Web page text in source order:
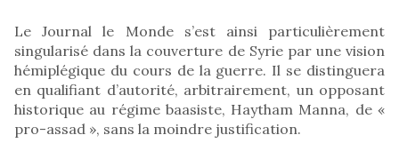
Le Journal le Monde s’est ainsi particulièrement
singularisé dans la couverture de Syrie par une vision
hémiplégique du cours de la guerre. Il se distinguera
en qualifiant d’autorité, arbitrairement, un opposant
historique au régime baasiste, Haytham Manna, de «
pro-assad », sans la moindre justification.